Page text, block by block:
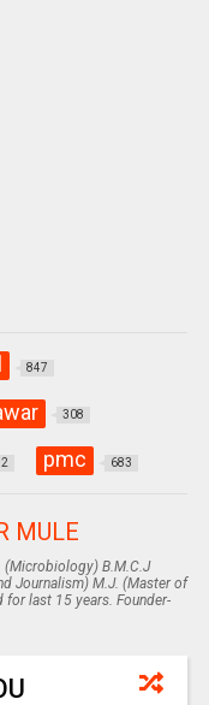
847
308
2 pmc 683
MULE
(Microbiology) B.M.C.J
Journalism) M.J. (Master of
last 15 years. Founder-